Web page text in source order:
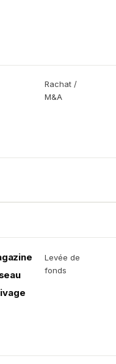
Rachat /
M&A
Levée de
fonds